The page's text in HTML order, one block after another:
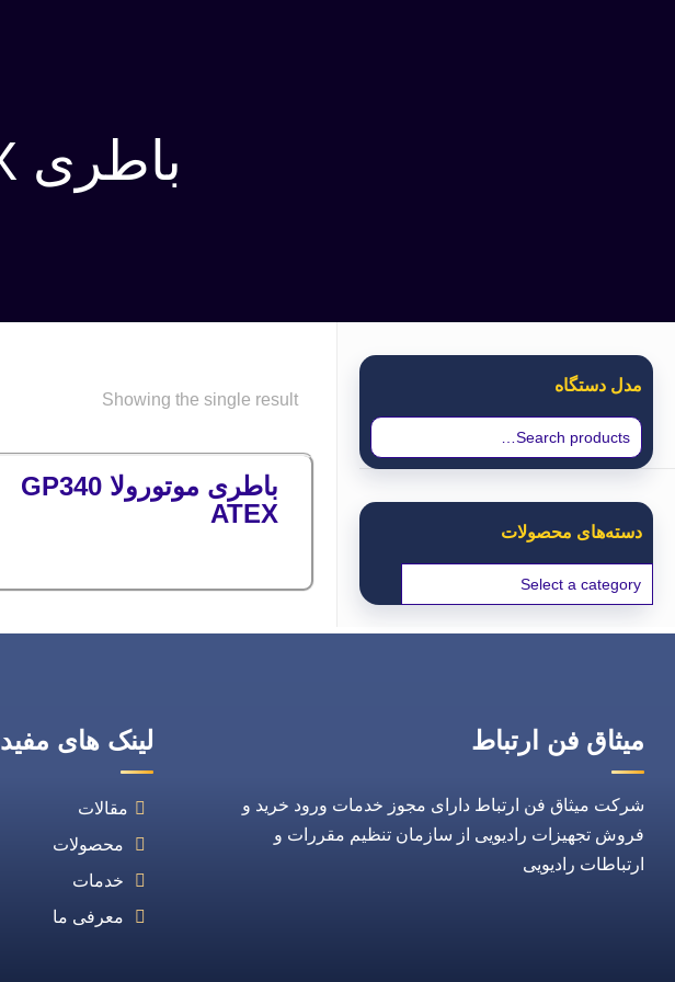
باطری GP340 ATEX
Showing the single result
باطری موتورولا GP340
ATEX
مدل دستگاه
دسته‌های محصولات
میثاق فن ارتباط
شرکت میثاق فن ارتباط دارای مجوز خدمات ورود خرید و
فروش تجهیزات رادیویی از سازمان تنظیم مقررات و
ارتباطات رادیویی
لینک های مفید
مقالات
محصولات
خدمات
معرفی ما